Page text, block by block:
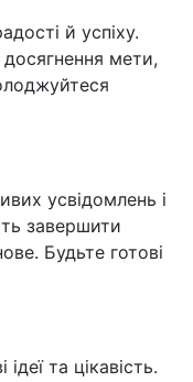
й успіху.
досягнення мети,
усвідомлень і
завершити
Будьте готові
та цікавість.